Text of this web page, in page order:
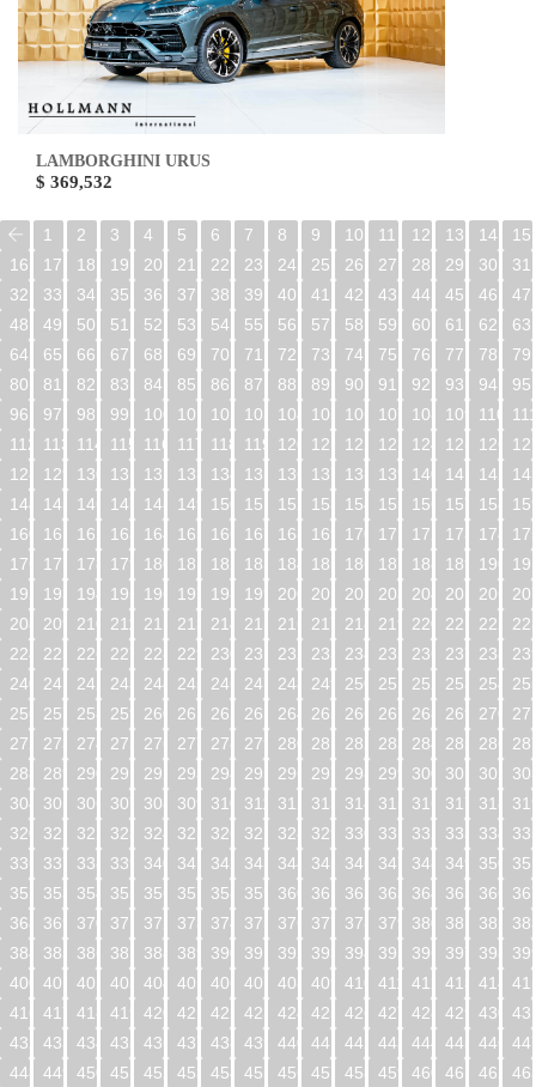
LAMBORGHINI URUS
$ 369,532
1 2 3 4 5 6 7 8 9 10 11 12 13 14
15
16
17 18 19 20 21 22 23 24 25 26 27 28 29 30
31
32
33 34 35 36 37 38 39 40 41 42 43 44 45 46
47
48
49 50 51 52 53 54 55 56 57 58 59 60 61 62
63
64
65 66 67 68 69 70 71 72 73 74 75 76 77 78
79
80
81 82 83 84 85 86 87 88 89 90 91 92 93 94
95
96
97 98 99 100 101 102 103 104 105 106 107 108 109 110
112
113 114 115 116 117 118 119 120 121 122 123 124 125 126
128
129 130 131 132 133 134 135 136 137 138 139 140 141 142
144
145 146 147 148 149 150 151 152 153 154 155 156 157 158
160
161 162 163 164 165 166 167 168 169 170 171 172 173 174
176
177 178 179 180 181 182 183 184 185 186 187 188 189 190
192
193 194 195 196 197 198 199 200 201 202 203 204 205 206
208
209 210 211 212 213 214 215 216 217 218 219 220 221 222
224
225 226 227 228 229 230 231 232 233 234 235 236 237 238
240
241 242 243 244 245 246 247 248 249 250 251 252 253 254
256
257 258 259 260 261 262 263 264 265 266 267 268 269 270
272
273 274 275 276 277 278 279 280 281 282 283 284 285 286
288
289 290 291 292 293 294 295 296 297 298 299 300 301 302
304
305 306 307 308 309 310 311 312 313 314 315 316 317 318
320
321 322 323 324 325 326 327 328 329 330 331 332 333 334
336
337 338 339 340 341 342 343 344 345 346 347 348 349 350
352
353 354 355 356 357 358 359 360 361 362 363 364 365 366
368
369 370 371 372 373 374 375 376 377 378 379 380 381 382
384
385 386 387 388 389 390 391 392 393 394 395 396 397 398
400
401 402 403 404 405 406 407 408 409 410 411 412 413 414
416
417 418 419 420 421 422 423 424 425 426 427 428 429 430
432
433 434 435 436 437 438 439 440 441 442 443 444 445 446
448
449 450 451 452 453 454 455 456 457 458 459 460 461 462